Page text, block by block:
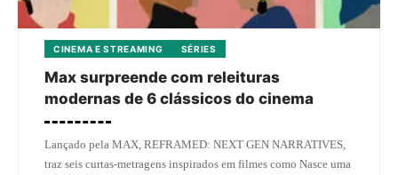
CINEMA E STREAMING SÉRIES
Max surpreende com releituras
modernas de 6 clássicos do cinema
Lançado pela MAX, REFRAMED: NEXT GEN NARRATIVES,
traz seis curtas-metragens inspirados em filmes como Nasce uma